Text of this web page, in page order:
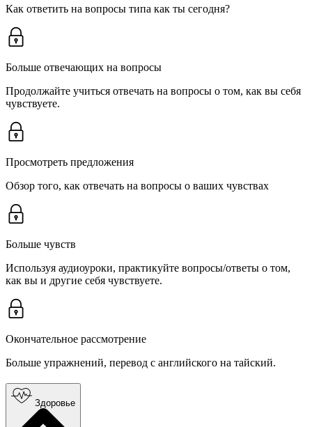
Как ответить на вопросы типа как ты сегодня?
Больше отвечающих на вопросы
Продолжайте учиться отвечать на вопросы о том, как вы себя
чувствуете.
Просмотреть предложения
Обзор того, как отвечать на вопросы о ваших чувствах
Больше чувств
Используя аудиоуроки, практикуйте вопросы/ответы о том,
как вы и другие себя чувствуете.
Окончательное рассмотрение
Больше упражнений, перевод с английского на тайский.
Здоровье